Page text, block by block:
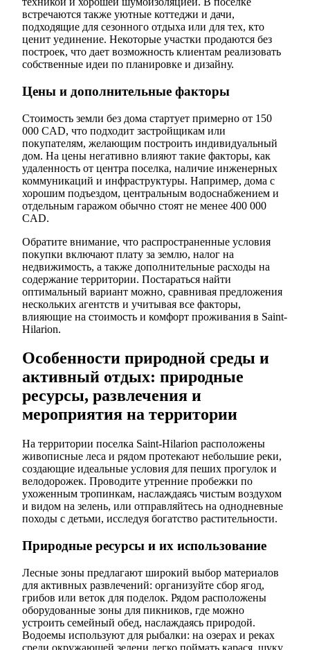
встречаются также уютные коттеджи и дачи,
подходящие для сезонного отдыха или для тех, кто
ценит уединение. Некоторые участки продаются без
построек, что дает возможность клиентам реализовать
собственные идеи по планировке и дизайну.
Цены и дополнительные факторы
Стоимость земли без дома стартует примерно от 150
000 CAD, что подходит застройщикам или
покупателям, желающим построить индивидуальный
дом. На цены негативно влияют такие факторы, как
удаленность от центра поселка, наличие инженерных
коммуникаций и инфраструктуры. Например, дома с
хорошим подъездом, центральным водоснабжением и
отдельным гаражом обычно стоят не менее 400 000
CAD.
Обратите внимание, что распространенные условия
покупки включают плату за землю, налог на
недвижимость, а также дополнительные расходы на
содержание территории. Постараться найти
оптимальный вариант можно, сравнивая предложения
нескольких агентств и учитывая все факторы,
влияющие на стоимость и комфорт проживания в Saint-
Hilarion.
Особенности природной среды и
активный отдых: природные
ресурсы, развлечения и
мероприятия на территории
На территории поселка Saint-Hilarion расположены
живописные леса и рядом протекают небольшие реки,
создающие идеальные условия для пеших прогулок и
велодорожек. Проводите утренние пробежки по
ухоженным тропинкам, наслаждаясь чистым воздухом
и видом на зелень, или отправляйтесь на однодневные
походы с детьми, исследуя богатство растительности.
Природные ресурсы и их использование
Лесные зоны предлагают широкий выбор материалов
для активных развлечений: организуйте сбор ягод,
грибов или веток для поделок. Рядом расположены
оборудованные зоны для пикников, где можно
устроить семейный обед, наслаждаясь природой.
Водоемы используют для рыбалки: на озерах и реках
среди окружающей зелени легко поймать карася, щуку